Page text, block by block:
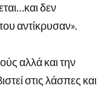
δεν
αντίκρυσαν».
αλλά και την
στις λάσπες και